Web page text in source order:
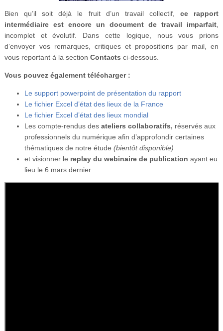
Bien qu’il soit déjà le fruit d’un travail collectif, ce rapport
intermédiaire est encore un document de travail imparfait
incomplet et évolutif. Dans cette logique, nous vous prions
d’envoyer vos remarques, critiques et propositions par mail, en
vous reportant à la section Contacts ci-dessous.
Vous pouvez également télécharger :
Le support powerpoint de présentation du rapport
Le fichier Excel d’état des lieux de la France
Le fichier Excel d’état des lieux mondial
Les compte-rendus des ateliers collaboratifs, réservés aux
professionnels du numérique afin d’approfondir certaines
thématiques de notre étude (bientôt disponible)
et visionner le replay du webinaire de publication ayant eu
lieu le 6 mars dernier